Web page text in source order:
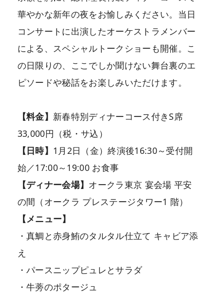
華やかな新年の夜をお愉しみください。当日
コンサートに出演したオーケストラメンバー
による、スペシャルトークショーも開催。こ
の日限りの、ここでしか聞けない舞台裏のエ
ピソードや秘話をお楽しみいただけます。
【料金】 新春特別ディナーコース付きS席
33,000円（税・サ込）
【日時】 1月2日（金）終演後16:30～受付開
始／17:00～19:00 お食事
【ディナー会場】 オークラ東京 宴会場 平安
の間（オークラ プレステージタワー1 階）
【メニュー】
・真鯛と赤身鮪のタルタル仕立て キャビア添
え
・パースニップピュレとサラダ
・牛蒡のポタージュ